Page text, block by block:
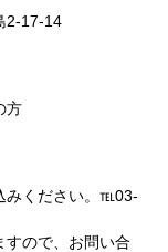
2-17-14
方
みください。℡03-
すので、お問い合